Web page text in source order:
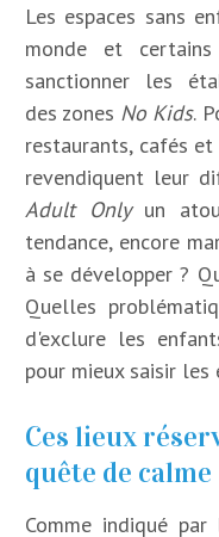
Les espaces sans
monde et
sanctionner les
des zones No Kids.
restaurants, cafés et
revendiquent leur
Adult Onlyun
tendance, encore
à se développer ?
Quelles
d'exclure les
pour mieux saisir
Ces lieux
quête de calme
Comme indiqué